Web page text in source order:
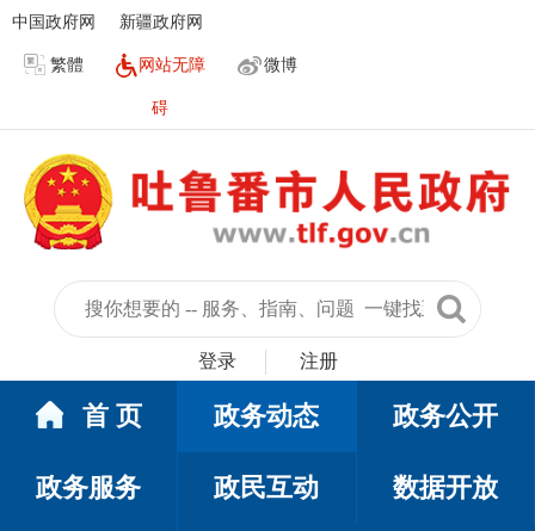
中国政府网 新疆政府网
繁體 网站无障
碍
微博
登录 注册
首 页 政务动态 政务公开
政务服务 政民互动 数据开放